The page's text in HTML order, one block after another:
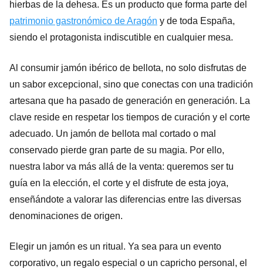
hierbas de la dehesa. Es un producto que forma parte del
patrimonio gastronómico de Aragón y de toda España,
siendo el protagonista indiscutible en cualquier mesa.
Al consumir jamón ibérico de bellota, no solo disfrutas de
un sabor excepcional, sino que conectas con una tradición
artesana que ha pasado de generación en generación. La
clave reside en respetar los tiempos de curación y el corte
adecuado. Un jamón de bellota mal cortado o mal
conservado pierde gran parte de su magia. Por ello,
nuestra labor va más allá de la venta: queremos ser tu
guía en la elección, el corte y el disfrute de esta joya,
enseñándote a valorar las diferencias entre las diversas
denominaciones de origen.
Elegir un jamón es un ritual. Ya sea para un evento
corporativo, un regalo especial o un capricho personal, el